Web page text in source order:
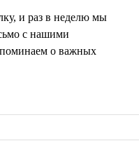
и раз в неделю мы
с нашими
о важных